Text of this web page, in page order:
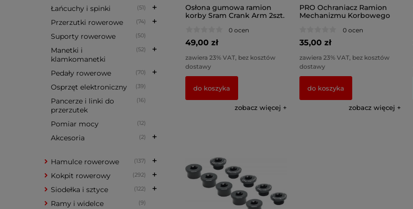
Łańcuchy i spinki (51)
Przerzutki rowerowe (74)
Suporty rowerowe (50)
Manetki i
klamkomanetki
(52)
Pedały rowerowe (70)
Osprzęt elektroniczny (39)
Pancerze i linki do
przerzutek
(16)
Pomiar mocy (12)
Akcesoria (2)
Hamulce rowerowe (137)
Kokpit rowerowy (292)
Siodełka i sztyce (122)
Ramy i widelce (9)
Osłona gumowa ramion
korby Sram Crank Arm 2szt.
0 ocen
49,00 zł
zawiera 23% VAT, bez kosztów
dostawy
do koszyka
zobacz więcej
PRO Ochraniacz Ramion
Mechanizmu Korbowego
0 ocen
35,00 zł
zawiera 23% VAT, bez kosztów
dostawy
do koszyka
zobacz więcej